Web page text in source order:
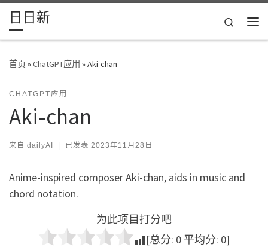
Skip to content
日日新
Search
首页»ChatGPT应用 »Aki-chan
CHATGPT应用
Aki-chan
来自 dailyAI | 已发表 2023年11月28日
Anime-inspired composer Aki-chan, aids in music and
chord notation.
为此项目打分吧
[总分: 0 平均分: 0]